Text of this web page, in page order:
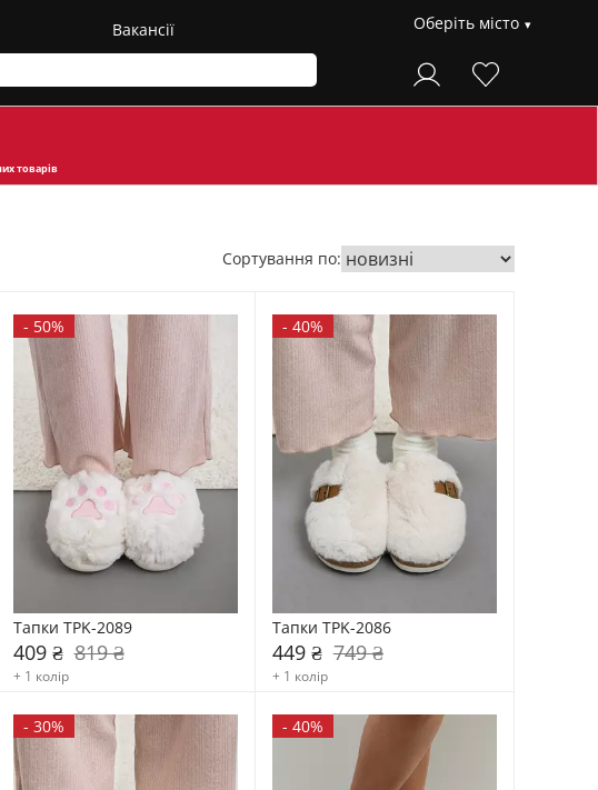
Вакансії Оберіть місто
товарів
Сортування по:
- 50%
Тапки TPK-2089
409 ₴ 819 ₴
+ 1 колір
- 40%
Тапки TPK-2086
449 ₴ 749 ₴
+ 1 колір
- 30% - 40%